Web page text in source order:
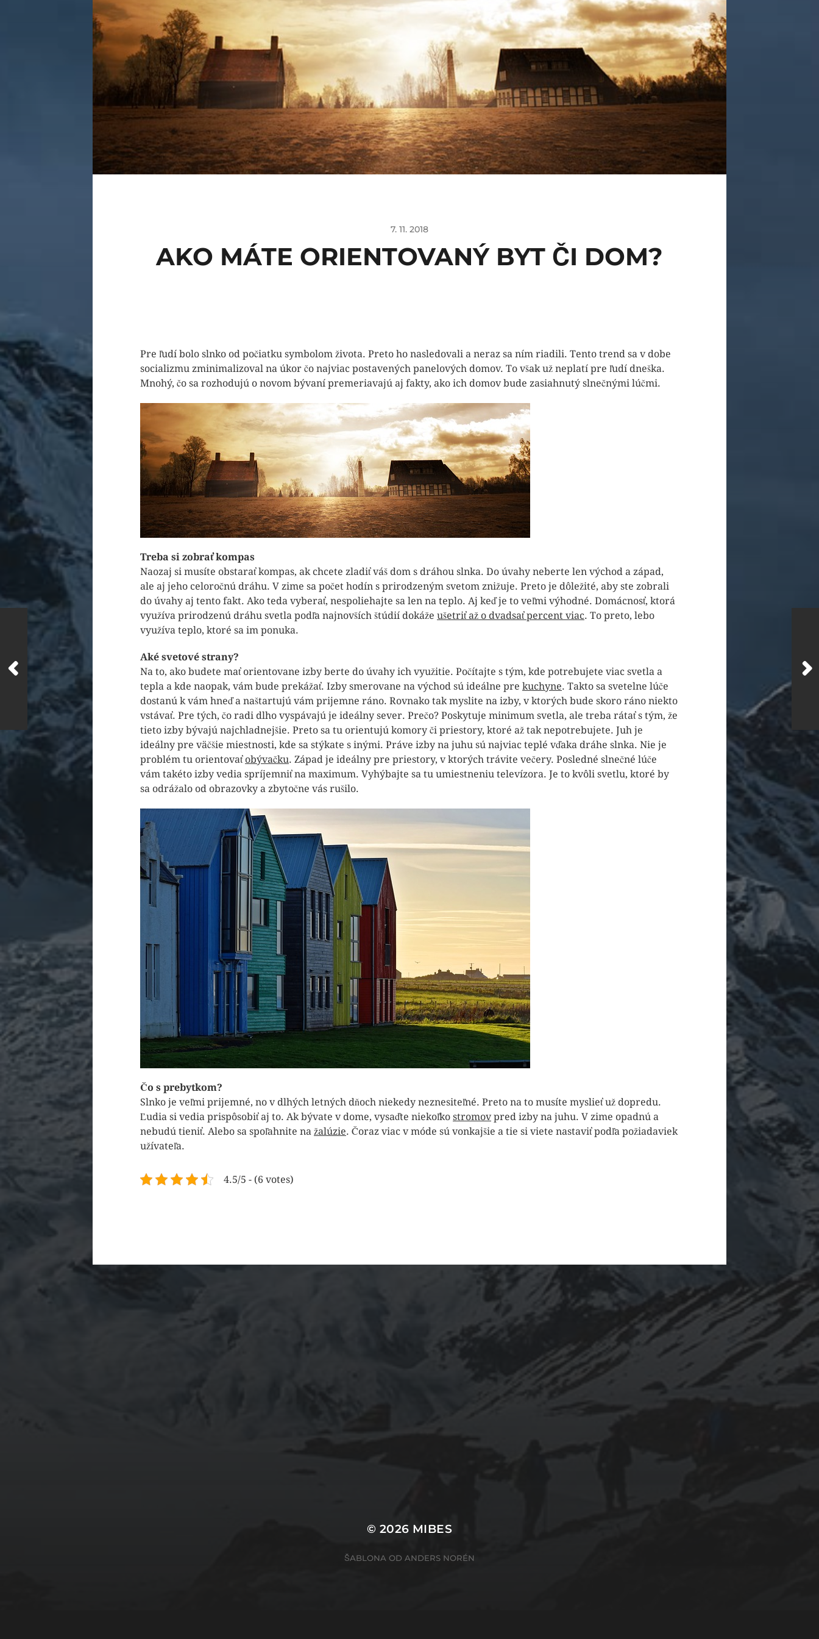
7. 11. 2018
AKO MÁTE ORIENTOVANÝ BYT ČI DOM?
Pre ľudí bolo slnko od počiatku symbolom života. Preto ho nasledovali a neraz sa ním riadili. Tento trend sa v dobe
socializmu zminimalizoval na úkor čo najviac postavených panelových domov. To však už neplatí pre ľudí dneška.
Mnohý, čo sa rozhodujú o novom bývaní premeriavajú aj fakty, ako ich domov bude zasiahnutý slnečnými lúčmi.
Treba si zobrať kompas
Naozaj si musíte obstarať kompas, ak chcete zladiť váš dom s dráhou slnka. Do úvahy neberte len východ a západ,
ale aj jeho celoročnú dráhu. V zime sa počet hodín s prirodzeným svetom znižuje. Preto je dôležité, aby ste zobrali
do úvahy aj tento fakt. Ako teda vyberať, nespoliehajte sa len na teplo. Aj keď je to veľmi výhodné. Domácnosť, ktorá
využíva prirodzenú dráhu svetla podľa najnovších štúdií dokáže ušetriť až o dvadsať percent viac. To preto, lebo
využíva teplo, ktoré sa im ponuka.
Aké svetové strany?
Na to, ako budete mať orientovane izby berte do úvahy ich využitie. Počítajte s tým, kde potrebujete viac svetla a
tepla a kde naopak, vám bude prekážať. Izby smerovane na východ sú ideálne pre kuchyne. Takto sa svetelne lúče
dostanú k vám hneď a naštartujú vám prijemne ráno. Rovnako tak myslite na izby, v ktorých bude skoro ráno niekto
vstávať. Pre tých, čo radi dlho vyspávajú je ideálny sever. Prečo? Poskytuje minimum svetla, ale treba rátať s tým, že
tieto izby bývajú najchladnejšie. Preto sa tu orientujú komory či priestory, ktoré až tak nepotrebujete. Juh je
ideálny pre väčšie miestnosti, kde sa stýkate s inými. Práve izby na juhu sú najviac teplé vďaka dráhe slnka. Nie je
problém tu orientovať obývačku. Západ je ideálny pre priestory, v ktorých trávite večery. Posledné slnečné lúče
vám takéto izby vedia spríjemniť na maximum. Vyhýbajte sa tu umiestneniu televízora. Je to kvôli svetlu, ktoré by
sa odrážalo od obrazovky a zbytočne vás rušilo.
Čo s prebytkom?
Slnko je veľmi prijemné, no v dlhých letných dňoch niekedy neznesiteľné. Preto na to musíte myslieť už dopredu.
Ľudia si vedia prispôsobiť aj to. Ak bývate v dome, vysaďte niekoľko stromovpred izby na juhu. V zime opadnú a
nebudú tieniť. Alebo sa spoľahnite na žalúzie. Čoraz viac v móde sú vonkajšie a tie si viete nastaviť podľa požiadaviek
užívateľa.
4.5/5 - (6 votes)
© 2026 MIBES
ŠABLONA OD ANDERS NORÉN